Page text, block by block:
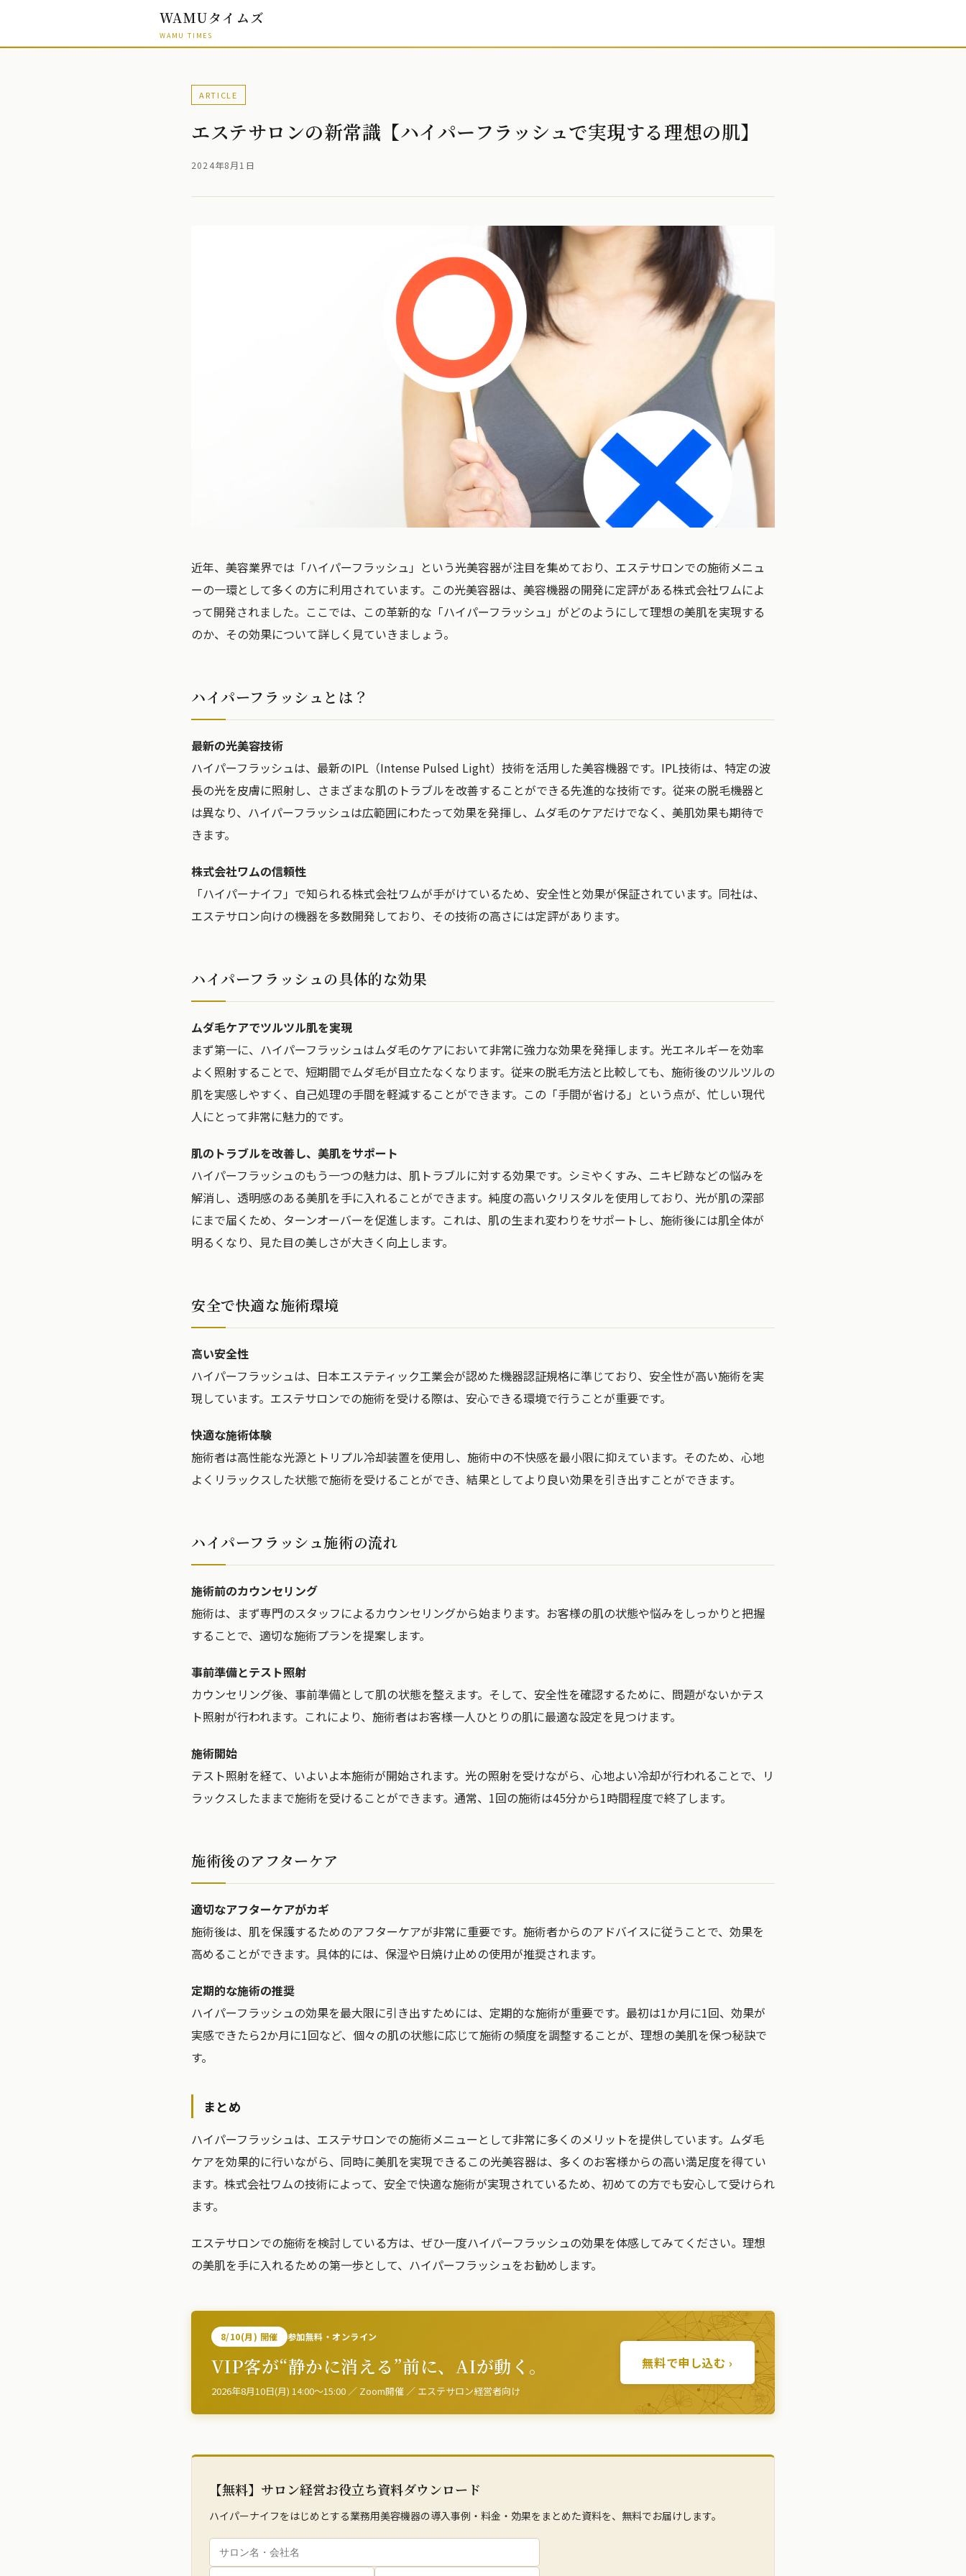
WAMUタイムズ
WAMU TIMES
ARTICLE
エステサロンの新常識【ハイパーフラッシュで実現する理想の肌】
2024年8月1日
近年、美容業界では「ハイパーフラッシュ」という光美容器が注目を集めており、エステサロンでの施術メニュ
ーの一環として多くの方に利用されています。この光美容器は、美容機器の開発に定評がある株式会社ワムによ
って開発されました。ここでは、この革新的な「ハイパーフラッシュ」がどのようにして理想の美肌を実現する
のか、その効果について詳しく見ていきましょう。
ハイパーフラッシュとは？
最新の光美容技術
ハイパーフラッシュは、最新のIPL（Intense Pulsed Light）技術を活用した美容機器です。IPL技術は、特定の波
長の光を皮膚に照射し、さまざまな肌のトラブルを改善することができる先進的な技術です。従来の脱毛機器と
は異なり、ハイパーフラッシュは広範囲にわたって効果を発揮し、ムダ毛のケアだけでなく、美肌効果も期待で
きます。
株式会社ワムの信頼性
「ハイパーナイフ」で知られる株式会社ワムが手がけているため、安全性と効果が保証されています。同社は、
エステサロン向けの機器を多数開発しており、その技術の高さには定評があります。
ハイパーフラッシュの具体的な効果
ムダ毛ケアでツルツル肌を実現
まず第一に、ハイパーフラッシュはムダ毛のケアにおいて非常に強力な効果を発揮します。光エネルギーを効率
よく照射することで、短期間でムダ毛が目立たなくなります。従来の脱毛方法と比較しても、施術後のツルツルの
肌を実感しやすく、自己処理の手間を軽減することができます。この「手間が省ける」という点が、忙しい現代
人にとって非常に魅力的です。
肌のトラブルを改善し、美肌をサポート
ハイパーフラッシュのもう一つの魅力は、肌トラブルに対する効果です。シミやくすみ、ニキビ跡などの悩みを
解消し、透明感のある美肌を手に入れることができます。純度の高いクリスタルを使用しており、光が肌の深部
にまで届くため、ターンオーバーを促進します。これは、肌の生まれ変わりをサポートし、施術後には肌全体が
明るくなり、見た目の美しさが大きく向上します。
安全で快適な施術環境
高い安全性
ハイパーフラッシュは、日本エステティック工業会が認めた機器認証規格に準じており、安全性が高い施術を実
現しています。エステサロンでの施術を受ける際は、安心できる環境で行うことが重要です。
快適な施術体験
施術者は高性能な光源とトリプル冷却装置を使用し、施術中の不快感を最小限に抑えています。そのため、心地
よくリラックスした状態で施術を受けることができ、結果としてより良い効果を引き出すことができます。
ハイパーフラッシュ施術の流れ
施術前のカウンセリング
施術は、まず専門のスタッフによるカウンセリングから始まります。お客様の肌の状態や悩みをしっかりと把握
することで、適切な施術プランを提案します。
事前準備とテスト照射
カウンセリング後、事前準備として肌の状態を整えます。そして、安全性を確認するために、問題がないかテス
ト照射が行われます。これにより、施術者はお客様一人ひとりの肌に最適な設定を見つけます。
施術開始
テスト照射を経て、いよいよ本施術が開始されます。光の照射を受けながら、心地よい冷却が行われることで、リ
ラックスしたままで施術を受けることができます。通常、1回の施術は45分から1時間程度で終了します。
施術後のアフターケア
適切なアフターケアがカギ
施術後は、肌を保護するためのアフターケアが非常に重要です。施術者からのアドバイスに従うことで、効果を
高めることができます。具体的には、保湿や日焼け止めの使用が推奨されます。
定期的な施術の推奨
ハイパーフラッシュの効果を最大限に引き出すためには、定期的な施術が重要です。最初は1か月に1回、効果が
実感できたら2か月に1回など、個々の肌の状態に応じて施術の頻度を調整することが、理想の美肌を保つ秘訣で
す。
まとめ
ハイパーフラッシュは、エステサロンでの施術メニューとして非常に多くのメリットを提供しています。ムダ毛
ケアを効果的に行いながら、同時に美肌を実現できるこの光美容器は、多くのお客様からの高い満足度を得てい
ます。株式会社ワムの技術によって、安全で快適な施術が実現されているため、初めての方でも安心して受けられ
ます。
エステサロンでの施術を検討している方は、ぜひ一度ハイパーフラッシュの効果を体感してみてください。理想
の美肌を手に入れるための第一歩として、ハイパーフラッシュをお勧めします。
8/10(月) 開催 参加無料・オンライン
VIP客が“静かに消える”前に、AIが動く。
2026年8月10日(月) 14:00〜15:00 ／ Zoom開催 ／ エステサロン経営者向け
無料で申し込む ›
【無料】サロン経営お役立ち資料ダウンロード
ハイパーナイフをはじめとする業務用美容機器の導入事例・料金・効果をまとめた資料を、無料でお届けします。